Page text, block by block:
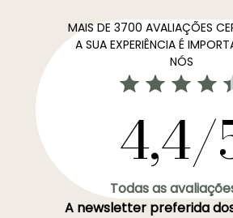
MAIS DE 3700 AVALIAÇÕES
A SUA EXPERIÊNCIA É
NÓS
4,4/
Todas as
A newsletter preferida